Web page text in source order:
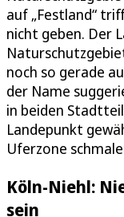
auf „Festland“
nicht geben. Der
noch so gerade
der Name
in beiden
Landepunkt
Uferzone
Köln-Niehl:
sein